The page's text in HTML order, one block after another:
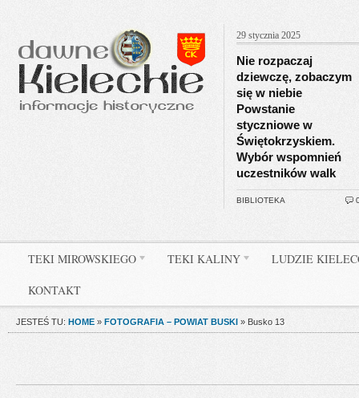
29 stycznia 2025
Nie rozpaczaj
dziewczę, zobaczym
się w niebie
Powstanie
styczniowe w
Świętokrzyskiem.
Wybór wspomnień
uczestników walk
BIBLIOTEKA
TEKI MIROWSKIEGO TEKI KALINY LUDZIE
KONTAKT
JESTEŚ TU: HOME » FOTOGRAFIA – POWIAT BUSKI » Busko 13